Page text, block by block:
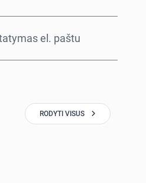
el. paštu
RODYTI VISUS